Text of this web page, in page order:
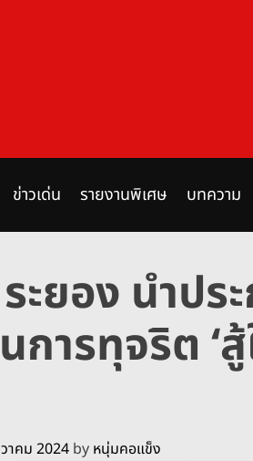
ข่าวเด่น รายงานพิเศษ บทความ
ะยอง นำป
การทุจริต ‘
าคม 2024 by หนุ่มคอแข็ง